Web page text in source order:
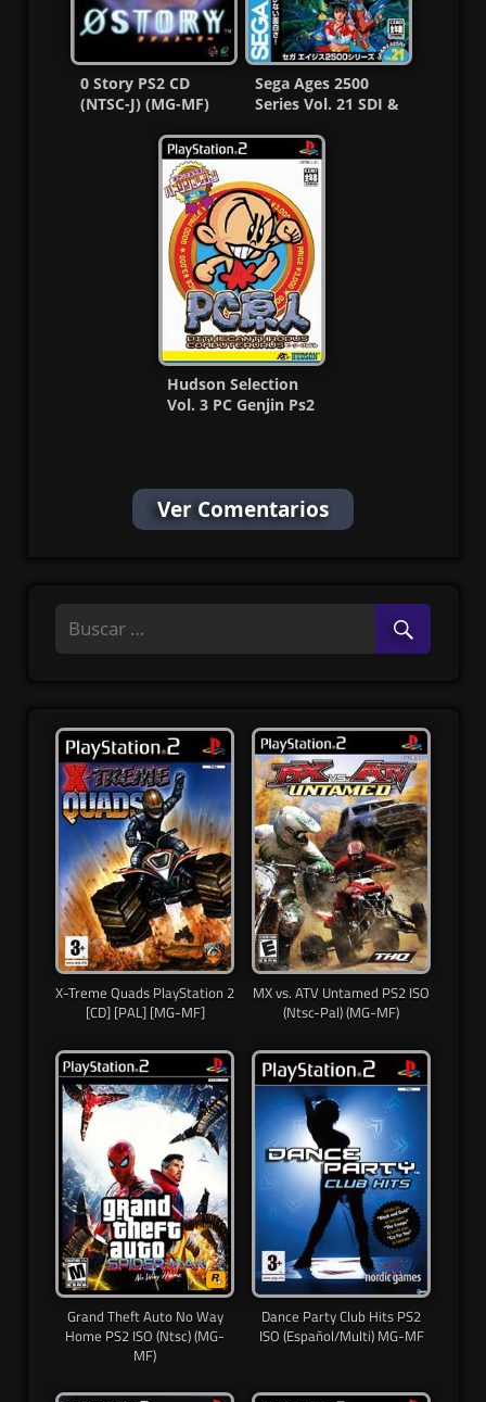
0 Story PS2 CD
(NTSC-J) (MG-MF)
Sega Ages 2500
Series Vol. 21 SDI &
Hudson Selection
Vol. 3 PC Genjin Ps2
Ver Comentarios
X-Treme Quads PlayStation 2
[CD] [PAL] [MG-MF]
MX vs. ATV Untamed PS2 ISO
(Ntsc-Pal) (MG-MF)
Grand Theft Auto No Way
Home PS2 ISO (Ntsc) (MG-
MF)
Dance Party Club Hits PS2
ISO (Español/Multi) MG-MF